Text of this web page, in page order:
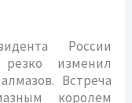
России
изменил
Встреча
королем